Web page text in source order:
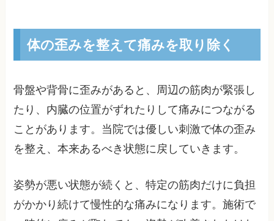
体の歪みを整えて痛みを取り除く
骨盤や背骨に歪みがあると、周辺の筋肉が緊張し
たり、内臓の位置がずれたりして痛みにつながる
ことがあります。当院では優しい刺激で体の歪み
を整え、本来あるべき状態に戻していきます。
姿勢が悪い状態が続くと、特定の筋肉だけに負担
がかかり続けて慢性的な痛みになります。施術で